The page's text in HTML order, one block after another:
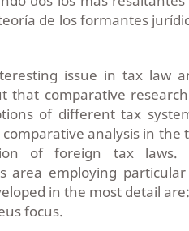
de los formantes
issue in tax law
that comparative
of different tax
analysis in the
of foreign tax laws.
area employing
in the most detail
focus.